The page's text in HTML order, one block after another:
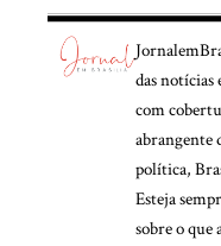
das notícias
com
abrangente
política,
Esteja
sobre o que